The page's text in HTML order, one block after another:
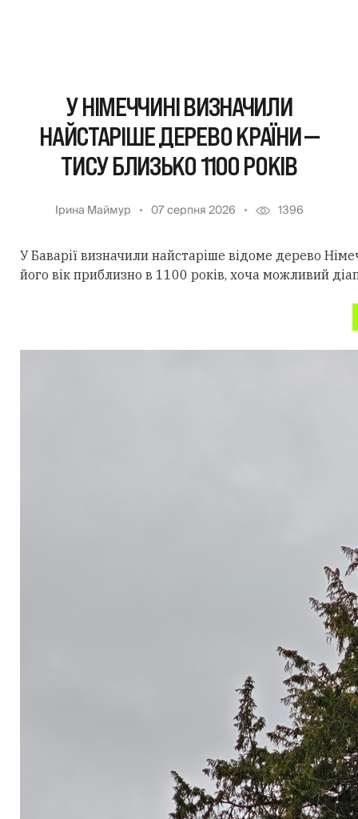
У НІМЕЧЧИНІ ВИЗНАЧИЛИ
НАЙСТАРІШЕ ДЕРЕВО КРАЇНИ —
ТИСУ БЛИЗЬКО 1100 РОКІВ
Ірина Маймур 07 серпня 2026 1396
У Баварії визначили найстаріше відоме дерево
його вік приблизно в 1100 років, хоча можливий